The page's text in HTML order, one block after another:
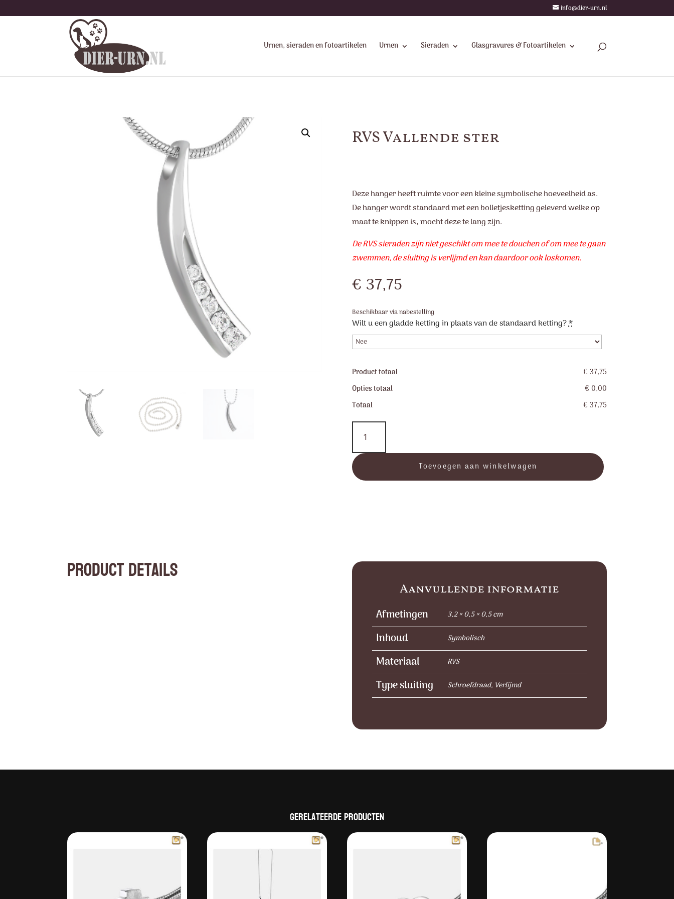
info@dier-urn.nl
Urnen, sieraden en fotoartikelen Urnen Sieraden Glasgravures & Fotoartikelen
RVS Vallende ster
Deze hanger heeft ruimte voor een kleine symbolische hoeveelheid as.
De hanger wordt standaard met een bolletjesketting geleverd welke op
maat te knippen is, mocht deze te lang zijn.
De RVS sieraden zijn niet geschikt om mee te douchen of om mee te gaan
zwemmen, de sluiting is verlijmd en kan daardoor ook loskomen.
€ 37,75
Beschikbaar via nabestelling
Wilt u een gladde ketting in plaats van de standaard ketting?*
Product totaal
€ 37,75
Opties totaal
€ 0,00
Totaal
€ 37,75
RVS
Vallende
ster
aantal
Toevoegen aan winkelwagen
Product Details
Aanvullende informatie
Afmetingen 3,2 × 0,5 × 0,5 cm
Inhoud Symbolisch
Materiaal RVS
Type sluiting Schroefdraad, Verlijmd
Gerelateerde producten